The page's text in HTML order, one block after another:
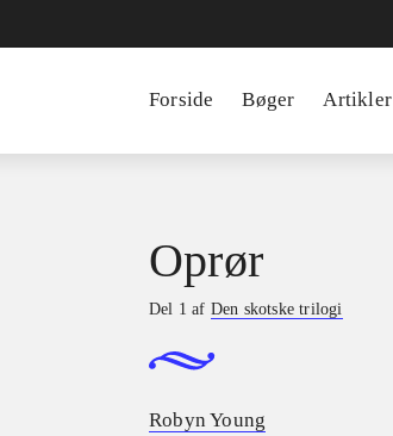
Forside Bøger Artikler
Oprør
Del 1 af Den skotske trilogi
Robyn Young